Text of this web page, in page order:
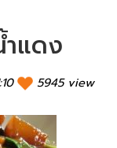
ำแดง
5945 view